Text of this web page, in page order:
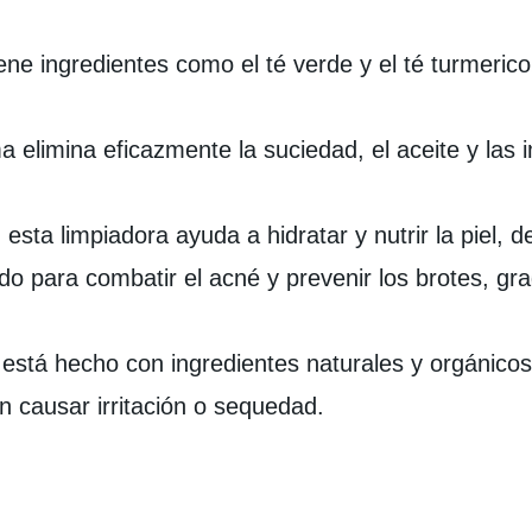
ingredientes como el té verde y el té
elimina eficazmente la suciedad, el aceite y las
limpiadora ayuda a hidratar y nutrir la piel,
para combatir el acné y prevenir los brotes,
hecho con ingredientes naturales y
causar irritación o sequedad.